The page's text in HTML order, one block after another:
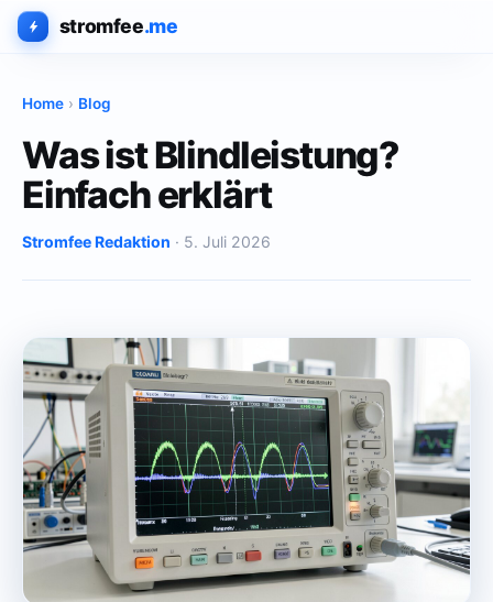
stromfee.me
Home › Blog
Was ist Blindleistung?
Einfach erklärt
Stromfee Redaktion · 5. Juli 2026